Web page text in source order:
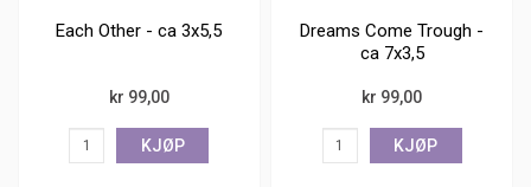
Each Other - ca 3x5,5
kr 99,00
KJØP
Dreams Come Trough -
ca 7x3,5
kr 99,00
KJØP